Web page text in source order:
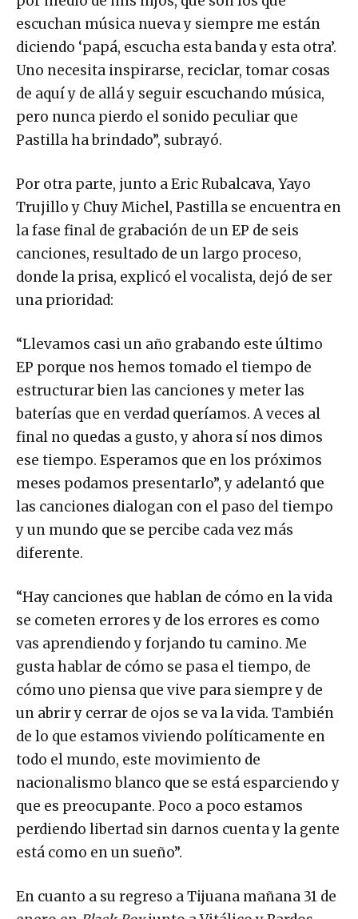
escuchan música nueva y siempre me están
diciendo ‘papá, escucha esta banda y esta otra’.
Uno necesita inspirarse, reciclar, tomar cosas
de aquí y de allá y seguir escuchando música,
pero nunca pierdo el sonido peculiar que
Pastilla ha brindado”, subrayó.
Por otra parte, junto a Eric Rubalcava, Yayo
Trujillo y Chuy Michel, Pastilla se encuentra en
la fase final de grabación de un EP de seis
canciones, resultado de un largo proceso,
donde la prisa, explicó el vocalista, dejó de ser
una prioridad:
“Llevamos casi un año grabando este último
EP porque nos hemos tomado el tiempo de
estructurar bien las canciones y meter las
baterías que en verdad queríamos. A veces al
final no quedas a gusto, y ahora sí nos dimos
ese tiempo. Esperamos que en los próximos
meses podamos presentarlo”, y adelantó que
las canciones dialogan con el paso del tiempo
y un mundo que se percibe cada vez más
diferente.
“Hay canciones que hablan de cómo en la vida
se cometen errores y de los errores es como
vas aprendiendo y forjando tu camino. Me
gusta hablar de cómo se pasa el tiempo, de
cómo uno piensa que vive para siempre y de
un abrir y cerrar de ojos se va la vida. También
de lo que estamos viviendo políticamente en
todo el mundo, este movimiento de
nacionalismo blanco que se está esparciendo y
que es preocupante. Poco a poco estamos
perdiendo libertad sin darnos cuenta y la gente
está como en un sueño”.
En cuanto a su regreso a Tijuana mañana 31 de